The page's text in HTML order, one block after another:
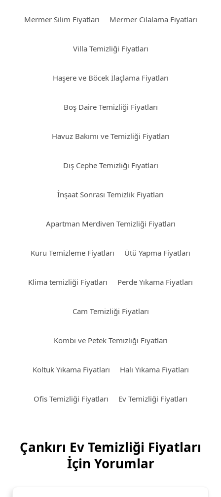
Mermer Silim Fiyatları Mermer Cilalama Fiyatları
Villa Temizliği Fiyatları
Haşere ve Böcek İlaçlama Fiyatları
Boş Daire Temizliği Fiyatları
Havuz Bakımı ve Temizliği Fiyatları
Dış Cephe Temizliği Fiyatları
İnşaat Sonrası Temizlik Fiyatları
Apartman Merdiven Temizliği Fiyatları
Kuru Temizleme Fiyatları Ütü Yapma Fiyatları
Klima temizliği Fiyatları Perde Yıkama Fiyatları
Cam Temizliği Fiyatları
Kombi ve Petek Temizliği Fiyatları
Koltuk Yıkama Fiyatları Halı Yıkama Fiyatları
Ofis Temizliği Fiyatları Ev Temizliği Fiyatları
Çankırı Ev Temizliği Fiyatları
İçin Yorumlar